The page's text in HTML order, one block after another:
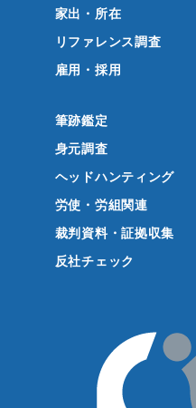
家出・所在
リファレンス調査
雇用・採用
筆跡鑑定
身元調査
ヘッドハンティング
労使・労組関連
裁判資料・証拠収集
反社チェック